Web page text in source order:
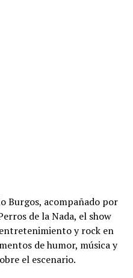
Burgos, acompañado por
de la Nada, el show
y rock en
de humor, música y
el escenario.